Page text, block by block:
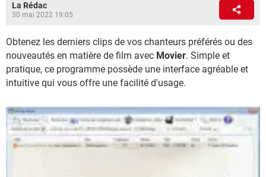
La Rédac
30 mai 2022 19:05
Obtenez les derniers clips de vos chanteurs préférés ou des
nouveautés en matière de film avec Movier. Simple et
pratique, ce programme possède une interface agréable et
intuitive qui vous offre une facilité d'usage.